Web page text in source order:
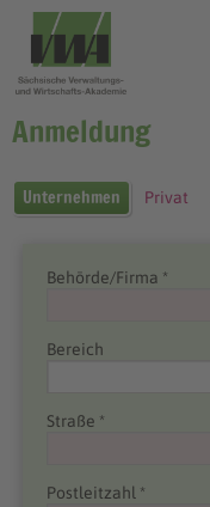
Anmeldung
Unternehmen Privat
Behörde/Firma *
Bereich
Straße *
Postleitzahl *